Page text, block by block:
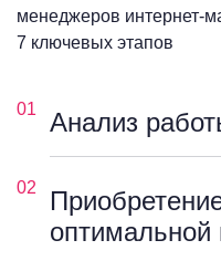
менеджеров интернет-
7 ключевых этапов
01 Анализ
02
оптимальной